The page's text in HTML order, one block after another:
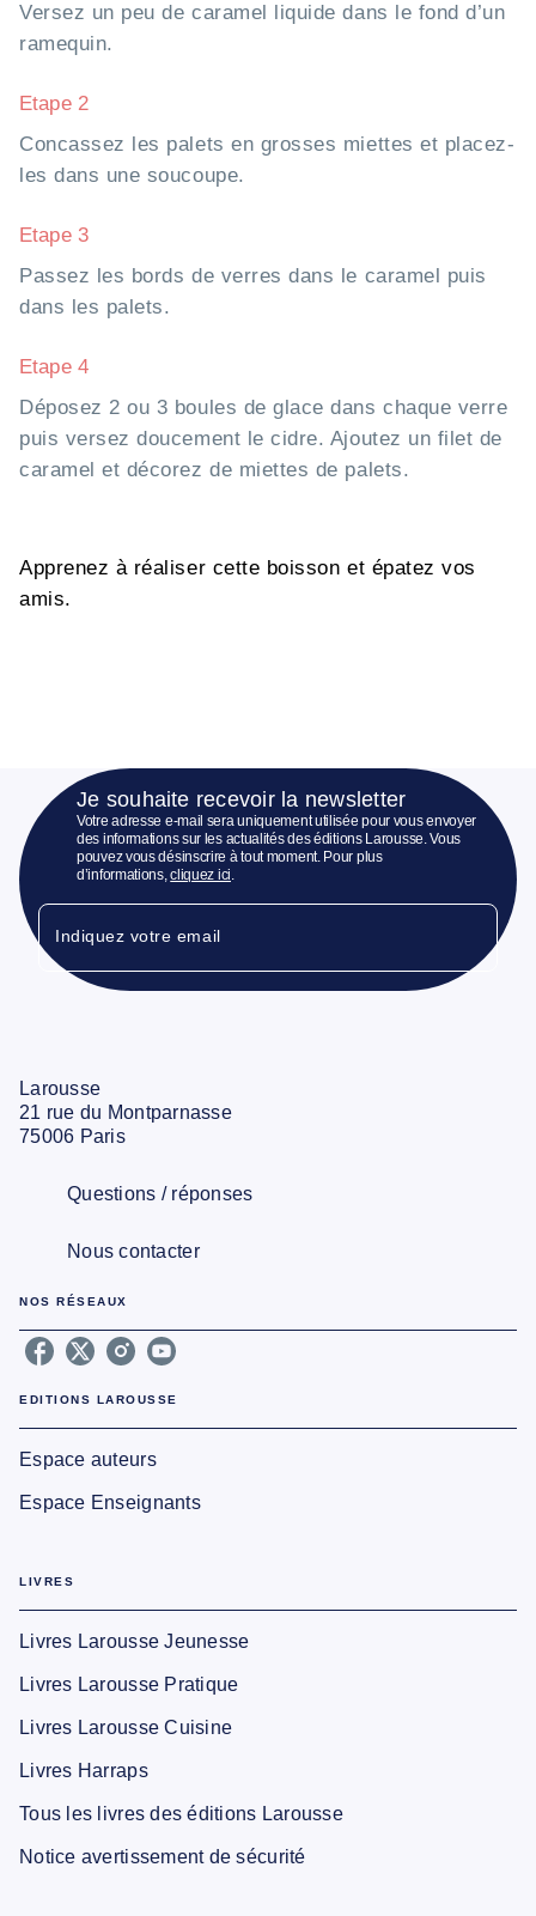
Versez un peu de caramel liquide dans le fond d’un
ramequin.
Etape 2
Concassez les palets en grosses miettes et placez-
les dans une soucoupe.
Etape 3
Passez les bords de verres dans le caramel puis
dans les palets.
Etape 4
Déposez 2 ou 3 boules de glace dans chaque verre
puis versez doucement le cidre. Ajoutez un filet de
caramel et décorez de miettes de palets.
Apprenez à réaliser cette boisson et épatez vos
amis.
Je souhaite recevoir la newsletter
Votre adresse e-mail sera uniquement utilisée pour vous envoyer
des informations sur les actualités des éditions Larousse. Vous
pouvez vous désinscrire à tout moment. Pour plus
d’informations,cliquez ici.
Indiquez votre email
Larousse
21 rue du Montparnasse
75006 Paris
Questions / réponses
Nous contacter
NOS RÉSEAUX
EDITIONS LAROUSSE
Espace auteurs
Espace Enseignants
LIVRES
Livres Larousse Jeunesse
Livres Larousse Pratique
Livres Larousse Cuisine
Livres Harraps
Tous les livres des éditions Larousse
Notice avertissement de sécurité